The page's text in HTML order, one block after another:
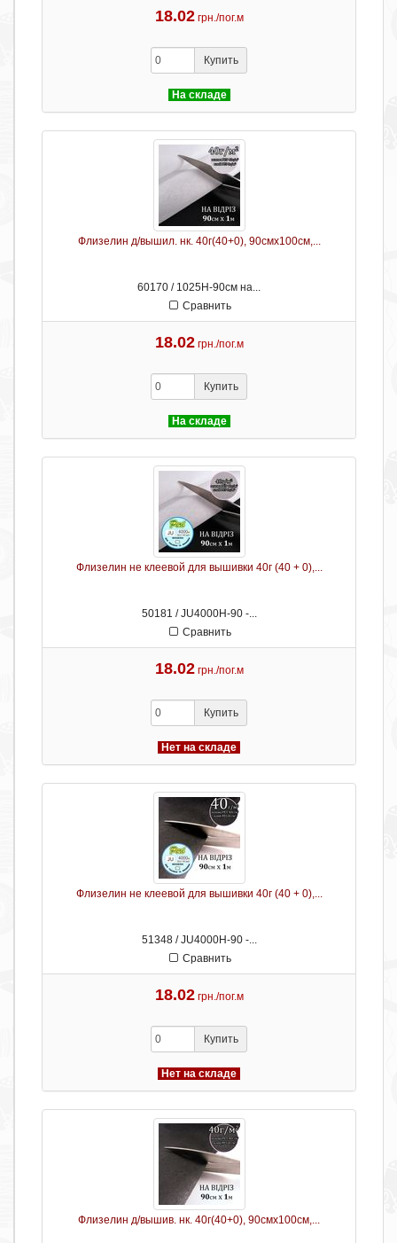
18.02 грн./пог.м
Купить
На складе
Флизелин д/вышил. нк. 40г(40+0), 90смх100см,...
60170 / 1025H-90см на...
Сравнить
18.02 грн./пог.м
Купить
На складе
Флизелин не клеевой для вышивки 40г (40 + 0),...
50181 / JU4000H-90 -...
Сравнить
18.02 грн./пог.м
Купить
Нет на складе
Флизелин не клеевой для вышивки 40г (40 + 0),...
51348 / JU4000H-90 -...
Сравнить
18.02 грн./пог.м
Купить
Нет на складе
Флизелин д/вышив. нк. 40г(40+0), 90смх100см,...